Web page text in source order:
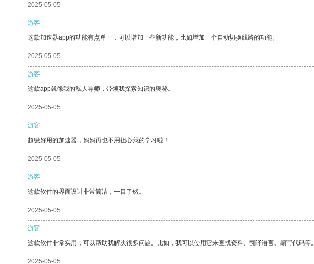
2025-05-05
游客
这款加速器app的功能有点单一，可以增加一些新功能，比如增加一个自动切换线路的功能。
2025-05-05
游客
这款app就像我的私人导师，带领我探索知识的奥秘。
2025-05-05
游客
超级好用的加速器，妈妈再也不用担心我的学习啦！
2025-05-05
游客
这款软件的界面设计非常简洁，一目了然。
2025-05-05
游客
这款软件非常实用，可以帮助我解决很多问题。比如，我可以使用它来查找资料、翻译语言、编写代码等。
2025-05-05